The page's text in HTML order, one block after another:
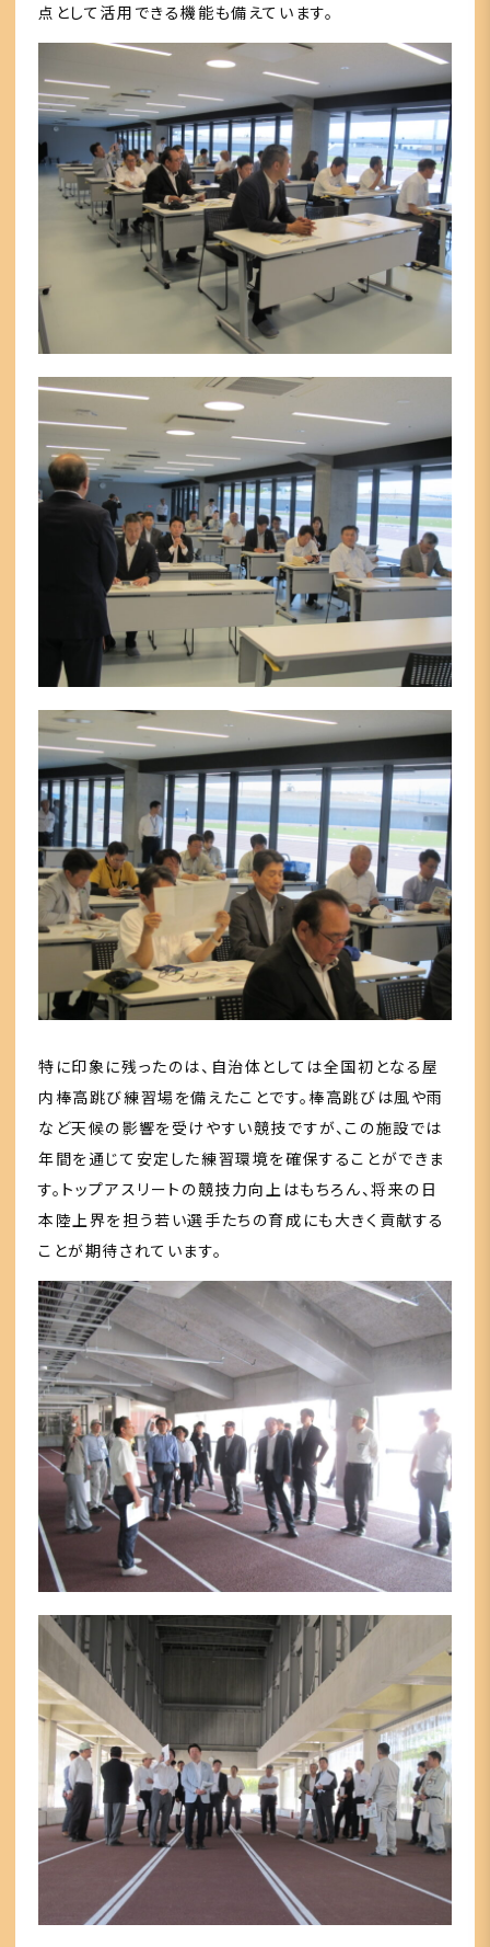
点として活用できる機能も備えています。
特に印象に残ったのは、自治体としては全国初となる屋
内棒高跳び練習場を備えたことです。棒高跳びは風や雨
など天候の影響を受けやすい競技ですが、この施設では
年間を通じて安定した練習環境を確保することができま
す。トップアスリートの競技力向上はもちろん、将来の日
本陸上界を担う若い選手たちの育成にも大きく貢献する
ことが期待されています。